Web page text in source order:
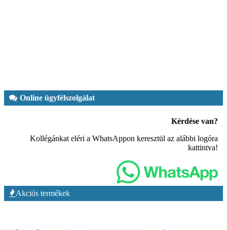
Online ügyfélszolgálat
Kérdése van?
Kollégánkat eléri a WhatsAppon keresztül az alábbi logóra
kattintva!
Akciós termékek